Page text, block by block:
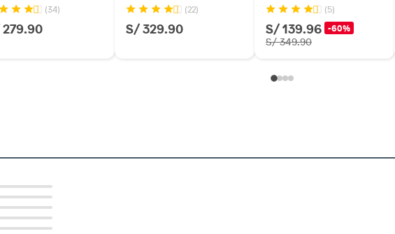
(34) (22)
S/ 329.90
(5)
S/ 139.96 -60%
S/ 349.90